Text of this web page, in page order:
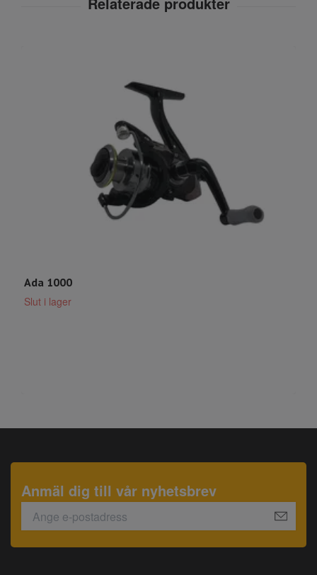
Ada 1000
Slut i lager
Anmäl dig till vår nyhetsbrev